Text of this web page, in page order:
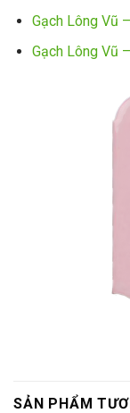
Gạch Lông Vũ
Gạch Lông Vũ
SẢN PHẨM